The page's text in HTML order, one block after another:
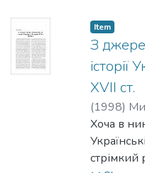
науці,
зробити
періодів
історії.
звернути
Item
З
історії
XVII ст.
(1998)
Хоча в
стрімкий